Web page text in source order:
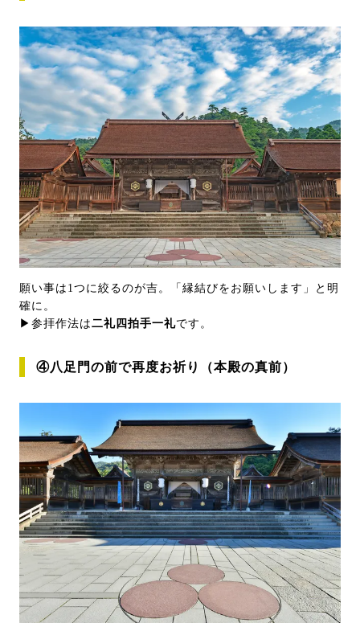
願い事は1つに絞るのが吉。「縁結びをお願いします」と明
確に。
▶参拝作法は二礼四拍手一礼です。
④八足門の前で再度お祈り（本殿の真前）